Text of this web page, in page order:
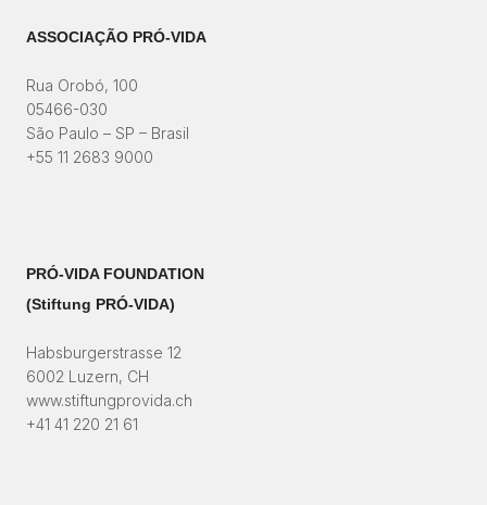
ASSOCIAÇÃO PRÓ-VIDA
Rua Orobó, 100
05466-030
São Paulo – SP – Brasil
+55 11 2683 9000
PRÓ-VIDA FOUNDATION
(Stiftung PRÓ-VIDA)​
Habsburgerstrasse 12
6002 Luzern, CH
www.stiftungprovida.ch
+41 41 220 21 61